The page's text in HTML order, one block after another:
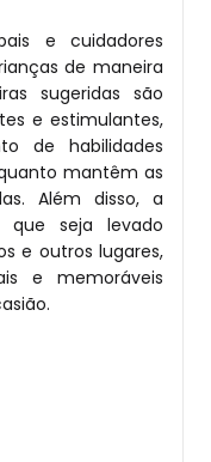
e cuidadores
de maneira
sugeridas são
e estimulantes,
de habilidades
mantêm as
Além disso, a
que seja levado
e outros lugares,
e memoráveis